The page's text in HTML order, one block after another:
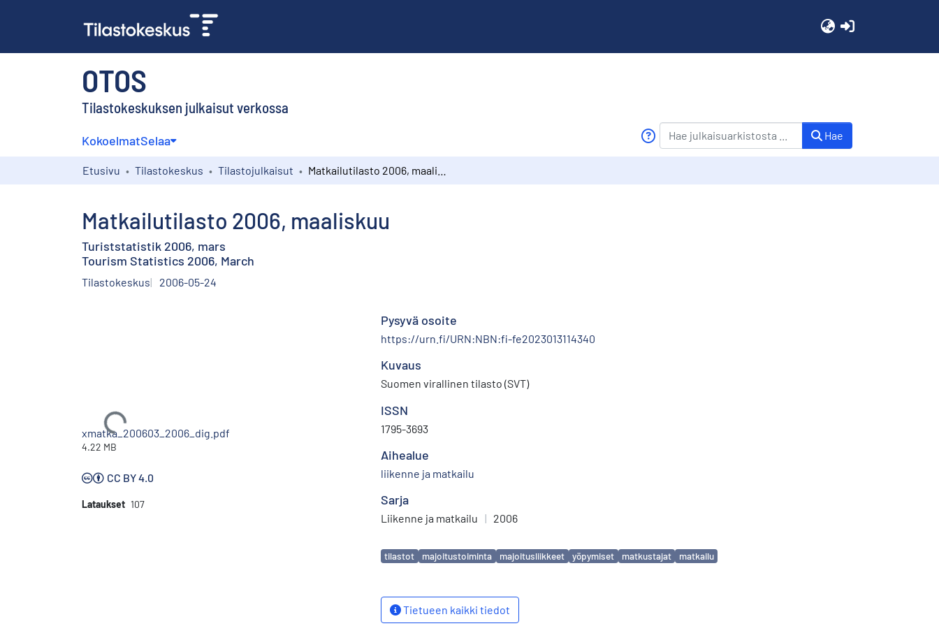
OTOS
Tilastokeskuksen julkaisut verkossa
KokoelmatSelaa Hae
Etusivu Tilastokeskus Tilastojulkaisut
Matkailutilasto 2006, maaliskuu
Turiststatistik 2006, mars
Tourism Statistics 2006, March
Tilastokeskus 2006-05-24
Ladataan...
xmatka_200603_2006_dig.pdf
4.22 MB
CC BY 4.0
Lataukset 107
Pysyvä osoite
https://urn.fi/URN:NBN:fi-fe2023013114340
Kuvaus
Suomen virallinen tilasto (SVT)
ISSN
1795-3693
Aihealue
liikenne ja matkailu
Sarja
Liikenne ja matkailu | 2006
Avainsanat
tilastot majoitustoiminta majoitusliikkeet yöpymiset matkustajat matkailu
Tietueen kaikki tiedot